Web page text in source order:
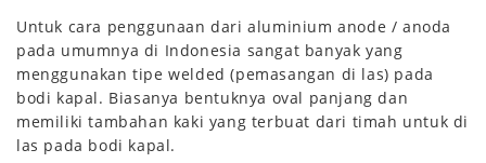
Untuk cara penggunaan dari aluminium anode / anoda
pada umumnya di Indonesia sangat banyak yang
menggunakan tipe welded (pemasangan di las) pada
bodi kapal. Biasanya bentuknya oval panjang dan
memiliki tambahan kaki yang terbuat dari timah untuk di
las pada bodi kapal.